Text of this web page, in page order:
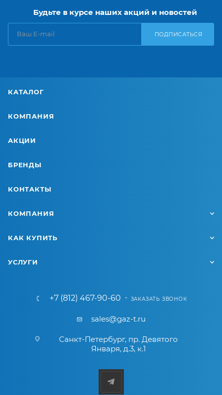
Будьте в курсе наших акций и новостей
ПОДПИСАТЬСЯ
КАТАЛОГ
КОМПАНИЯ
АКЦИИ
БРЕНДЫ
КОНТАКТЫ
КОМПАНИЯ
КАК КУПИТЬ
УСЛУГИ
+7 (812) 467-90-60 ЗАКАЗАТЬ ЗВОНОК
sales@gaz-t.ru
Санкт-Петербург, пр. Девятого
Января, д.3, к.1